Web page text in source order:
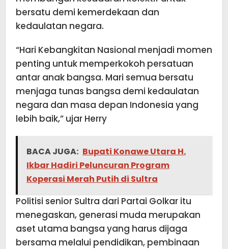
bersatu demi kemerdekaan dan
kedaulatan negara.
“Hari Kebangkitan Nasional menjadi momen
penting untuk memperkokoh persatuan
antar anak bangsa. Mari semua bersatu
menjaga tunas bangsa demi kedaulatan
negara dan masa depan Indonesia yang
lebih baik,” ujar Herry
BACA JUGA: Bupati Konawe Utara H.
Ikbar Hadiri Peluncuran Program
Koperasi Merah Putih di Sultra
Politisi senior Sultra dari Partai Golkar itu
menegaskan, generasi muda merupakan
aset utama bangsa yang harus dijaga
bersama melalui pendidikan, pembinaan